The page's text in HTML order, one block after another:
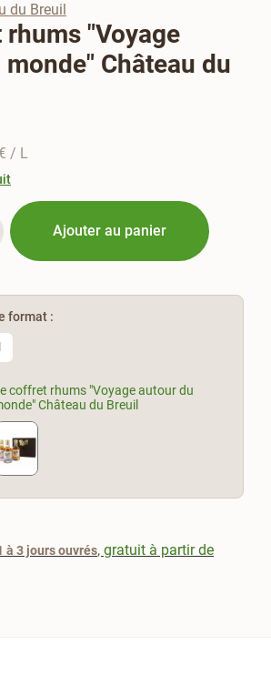
du Breuil
"Voyage
Château du
/ L
Ajouter au panier
format :
coffret rhums "Voyage autour du
Château du Breuil
à 3 jours ouvrés, gratuit à partir de